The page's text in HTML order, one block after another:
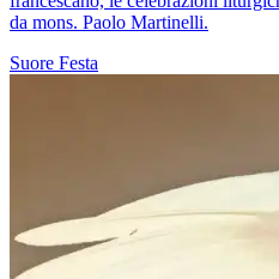
da mons. Paolo Martinelli.
Suore Festa